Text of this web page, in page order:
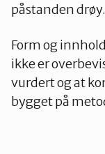
påstanden drøy.
Form og
ikke er
vurdert og at
bygget på